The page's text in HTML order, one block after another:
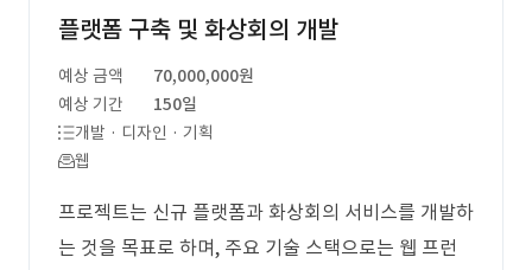
플랫폼 구축 및 화상회의 개발
예상 금액
70,000,000원
예상 기간
150일
개발 · 디자인 · 기획
웹
프로젝트는 신규 플랫폼과 화상회의 서비스를 개발하
는 것을 목표로 하며, 주요 기술 스택으로는 웹 프런